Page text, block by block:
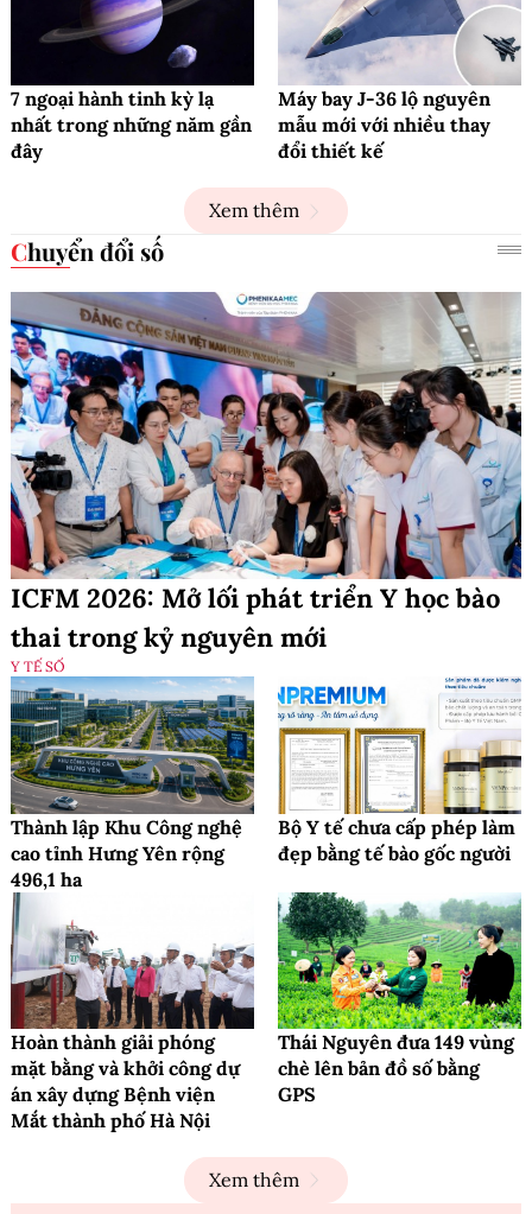
7 ngoại hành tinh kỳ lạ
nhất trong những năm gần
đây
Máy bay J-36 lộ nguyên
mẫu mới với nhiều thay
đổi thiết kế
Xem thêm
Chuyển đổi số
ICFM 2026: Mở lối phát triển Y học bào
thai trong kỷ nguyên mới
Y TẾ SỐ
Thành lập Khu Công nghệ
cao tỉnh Hưng Yên rộng
496,1 ha
Bộ Y tế chưa cấp phép làm
đẹp bằng tế bào gốc người
Hoàn thành giải phóng
mặt bằng và khởi công dự
án xây dựng Bệnh viện
Mắt thành phố Hà Nội
Thái Nguyên đưa 149 vùng
chè lên bản đồ số bằng
GPS
Xem thêm